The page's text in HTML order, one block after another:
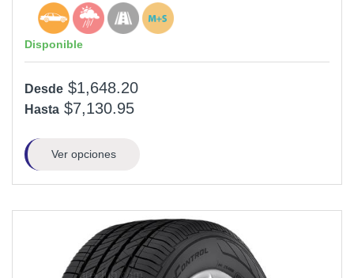
Disponible
Desde $1,648.20
Hasta $7,130.95
Ver opciones